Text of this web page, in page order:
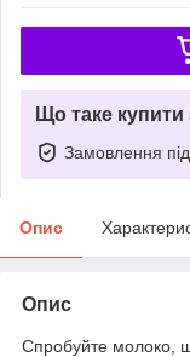
Що таке
Замовлення
Опис
Опис
Спробуйте молоко,